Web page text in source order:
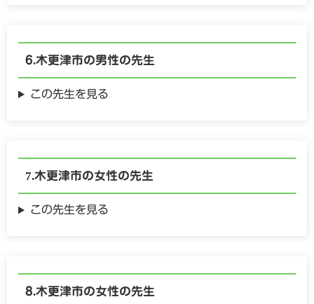
木更津市の男性の先生
この先生を見る
木更津市の女性の先生
この先生を見る
木更津市の女性の先生